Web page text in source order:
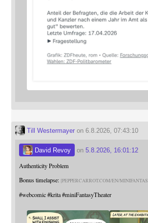
Till Westermayeron 6.8.2026, 07:43:10
David Revoy on 5.8.2026, 16:01:12
Authenticity Problem
Bonus timelapse: PEPPERCARROT.COM/EN/MINIFANTAS
#webcomic #krita #miniFantasyTheater